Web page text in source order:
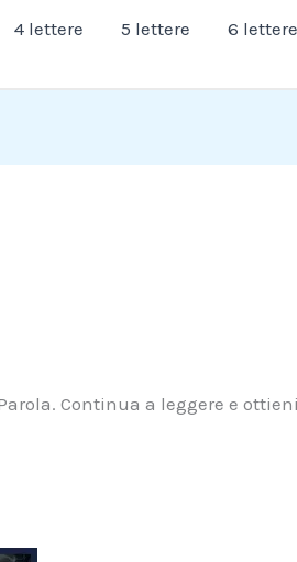
4 lettere 5 lettere 6 lettere
Continua a leggere e